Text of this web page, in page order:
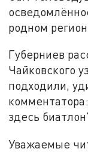
родном
Губерниев
Чайковского
подходили,
здесь
Уважаемые